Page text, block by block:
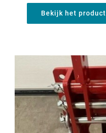
Bekijk het product